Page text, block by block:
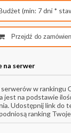
Przejdź do
na serwer
serwerów w rankingu
jest na podstawie
Udostępnij link do
ranking